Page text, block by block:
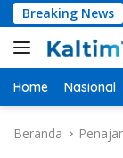
Langsung
ke
konten
Breaking News
Kader Muda
Home Nasional
Beranda